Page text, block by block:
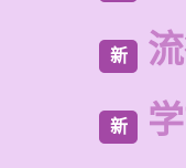
新
新